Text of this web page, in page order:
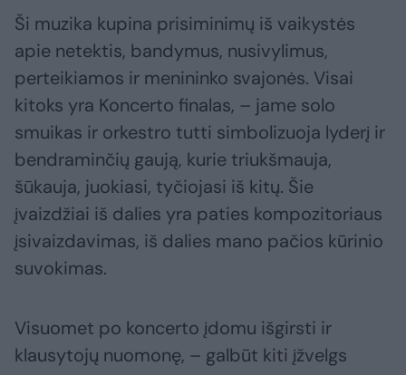
Ši muzika kupina prisiminimų iš vaikystės
apie netektis, bandymus, nusivylimus,
perteikiamos ir menininko svajonės. Visai
kitoks yra Koncerto finalas, – jame solo
smuikas ir orkestro tutti simbolizuoja lyderį ir
bendraminčių gaują, kurie triukšmauja,
šūkauja, juokiasi, tyčiojasi iš kitų. Šie
įvaizdžiai iš dalies yra paties kompozitoriaus
įsivaizdavimas, iš dalies mano pačios kūrinio
suvokimas.
Visuomet po koncerto įdomu išgirsti ir
klausytojų nuomonę, – galbūt kiti įžvelgs